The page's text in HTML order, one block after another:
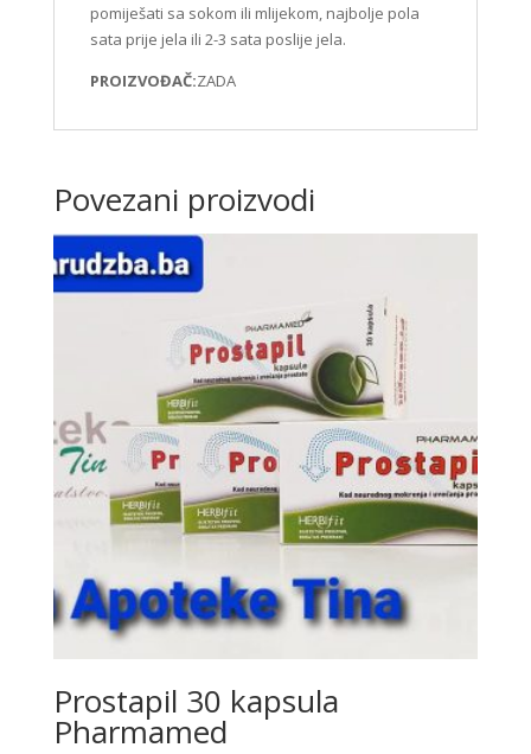
pomiješati sa sokom ili mlijekom, najbolje pola
sata prije jela ili 2-3 sata poslije jela.
PROIZVOĐAČ:ZADA
Povezani proizvodi
Prostapil 30 kapsula
Pharmamed